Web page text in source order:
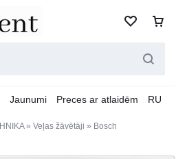
Jaunumi Preces ar atlaidēm RU
» Veļas žāvētāji » Bosch